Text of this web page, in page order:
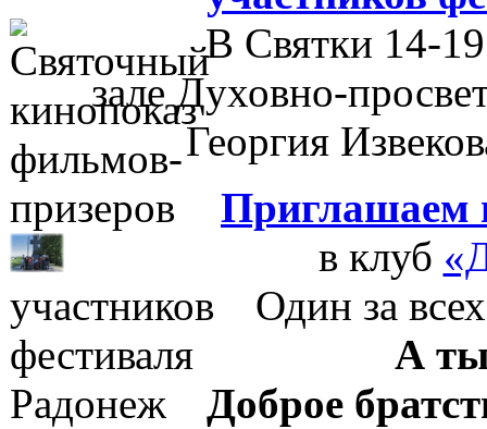
В Святки 14-
зале Духовно-
Георгия
Приглашаем
в клуб
Один за
А
Доброе